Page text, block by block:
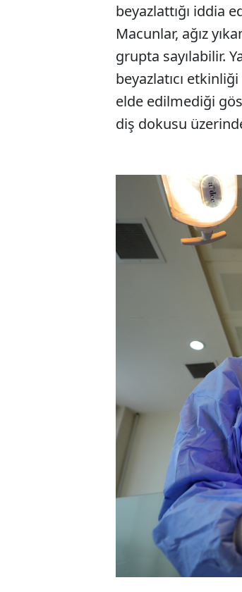
beyazlattığı iddia
Macunlar, ağız
grupta sayılabilir.
beyazlatıcı
elde edilmediği
diş dokusu